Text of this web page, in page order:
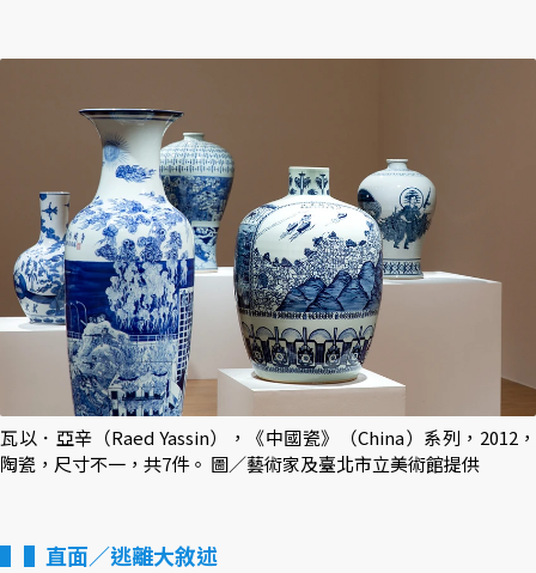
瓦以．亞辛（Raed Yassin），《中國瓷》（China）系列，2012，
陶瓷，尺寸不一，共7件。 圖／藝術家及臺北市立美術館提供
▌直面／逃離大敘述